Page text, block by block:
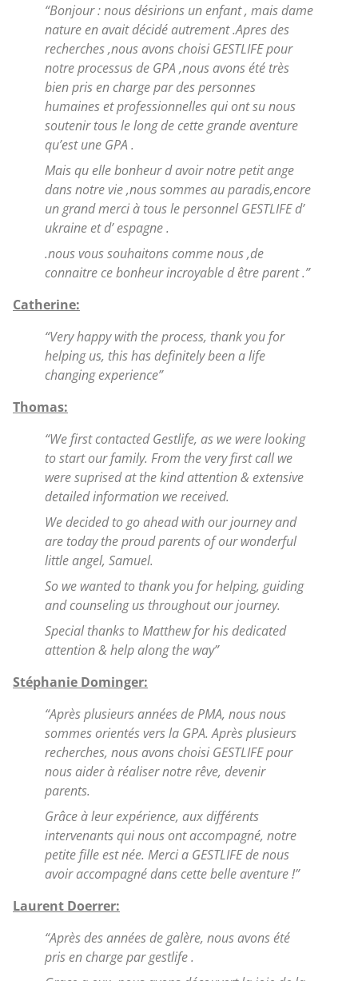
“Bonjour : nous désirions un enfant , mais dame
nature en avait décidé autrement .Apres des
recherches ,nous avons choisi GESTLIFE pour
notre processus de GPA ,nous avons été très
bien pris en charge par des personnes
humaines et professionnelles qui ont su nous
soutenir tous le long de cette grande aventure
qu’est une GPA .
Mais qu elle bonheur d avoir notre petit ange
dans notre vie ,nous sommes au paradis,encore
un grand merci à tous le personnel GESTLIFE d’
ukraine et d’ espagne .
.nous vous souhaitons comme nous ,de
connaitre ce bonheur incroyable d être parent .”
Catherine:
“Very happy with the process, thank you for
helping us, this has definitely been a life
changing experience”
Thomas:
“We first contacted Gestlife, as we were looking
to start our family. From the very first call we
were suprised at the kind attention & extensive
detailed information we received.
We decided to go ahead with our journey and
are today the proud parents of our wonderful
little angel, Samuel.
So we wanted to thank you for helping, guiding
and counseling us throughout our journey.
Special thanks to Matthew for his dedicated
attention & help along the way”
Stéphanie Dominger:
“Après plusieurs années de PMA, nous nous
sommes orientés vers la GPA. Après plusieurs
recherches, nous avons choisi GESTLIFE pour
nous aider à réaliser notre rêve, devenir
parents.
Grâce à leur expérience, aux différents
intervenants qui nous ont accompagné, notre
petite fille est née. Merci a GESTLIFE de nous
avoir accompagné dans cette belle aventure !”
Laurent Doerrer:
“Après des années de galère, nous avons été
pris en charge par gestlife .